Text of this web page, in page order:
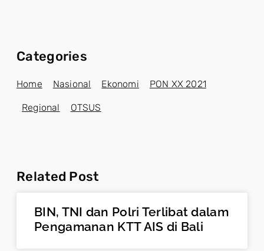
Categories
Home Nasional Ekonomi PON XX 2021
Regional OTSUS
Related Post
BIN, TNI dan Polri Terlibat dalam
Pengamanan KTT AIS di Bali